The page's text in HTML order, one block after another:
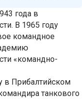
года в
В 1965 году
командное
«командно-
в Прибалтийском
танкового